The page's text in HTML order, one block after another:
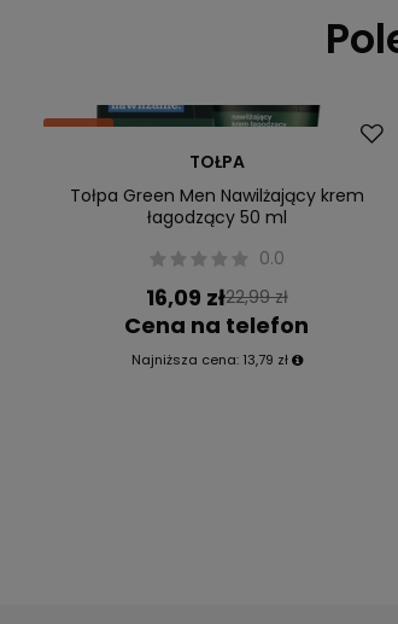
Okazja
TOŁPA
Tołpa Green Men Nawilżający krem
łagodzący 50 ml
0.0
16,09 zł22,99 zł
Cena na telefon
Najniższa cena: 13,79 zł